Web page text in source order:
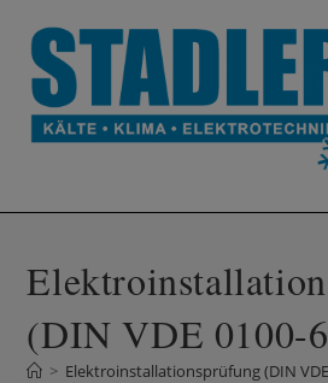
Inhalt
springen
(DIN VDE 0100-
> Elektroinstallationsprüfung (DIN